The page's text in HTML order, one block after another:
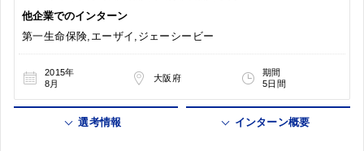
他企業でのインターン
第一生命保険,エーザイ,ジェーシービー
2015年
8月
大阪府
期間
5日間
選考情報 インターン概要